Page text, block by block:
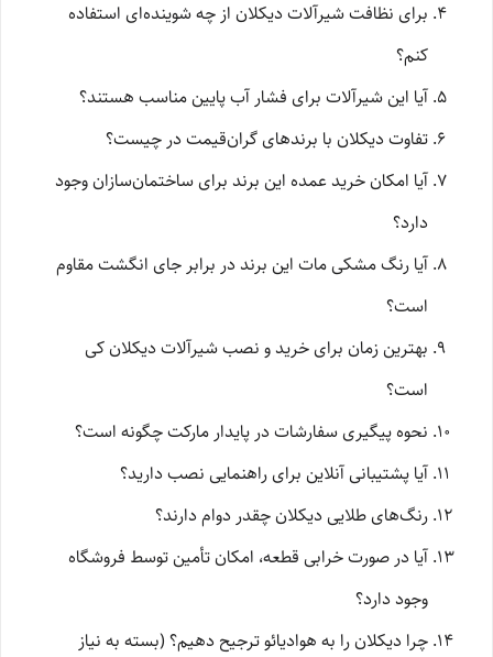
برای نظافت شیرآلات دیکلان از چه شوینده‌ای استفاده
کنم؟
آیا این شیرآلات برای فشار آب پایین مناسب هستند؟
تفاوت دیکلان با برندهای گران‌قیمت در چیست؟
آیا امکان خرید عمده این برند برای ساختمان‌سازان وجود
دارد؟
آیا رنگ مشکی مات این برند در برابر جای انگشت مقاوم
است؟
بهترین زمان برای خرید و نصب شیرآلات دیکلان کی
است؟
نحوه پیگیری سفارشات در پایدار مارکت چگونه است؟
آیا پشتیبانی آنلاین برای راهنمایی نصب دارید؟
رنگ‌های طلایی دیکلان چقدر دوام دارند؟
آیا در صورت خرابی قطعه، امکان تأمین توسط فروشگاه
وجود دارد؟
چرا دیکلان را به هوادیائو ترجیح دهیم؟ (بسته به نیاز